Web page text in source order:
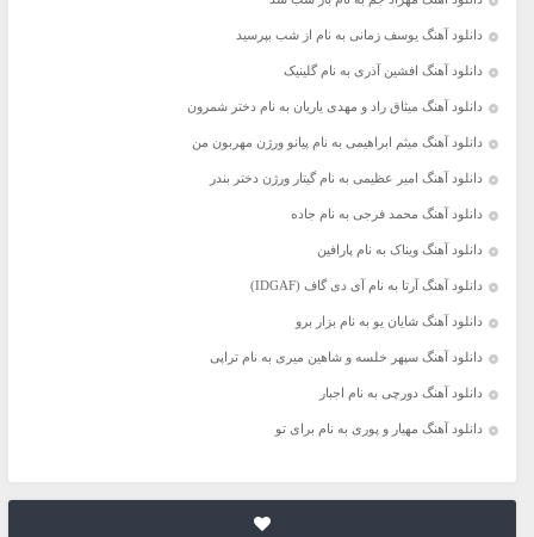
دانلود آهنگ یوسف زمانی به نام از شب بپرسید
دانلود آهنگ افشین آذری به نام گلینیک
دانلود آهنگ میثاق راد و مهدی یاریان به نام دختر شمرون
دانلود آهنگ میثم ابراهیمی به نام پیانو ورژن مهربون من
دانلود آهنگ امیر عظیمی به نام گیتار ورژن دختر بندر
دانلود آهنگ محمد فرجی به نام جاده
دانلود آهنگ ویناک به نام پارافین
دانلود آهنگ آرتا به نام آی دی گاف (IDGAF)
دانلود آهنگ شایان یو به نام بزار برو
دانلود آهنگ سپهر خلسه و شاهین میری به نام تراپی
دانلود آهنگ دورچی به نام اجبار
دانلود آهنگ مهیار و پوری به نام برای تو